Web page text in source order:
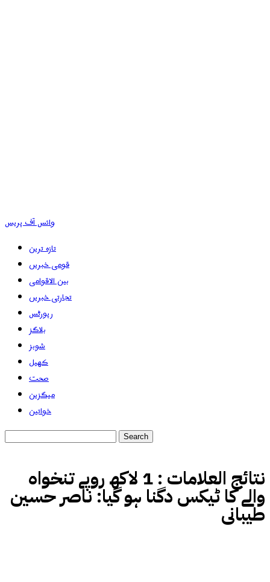
وائس آف پریس
تازہ ترین
قومی خبریں
بین الاقوامی
تجارتی خبریں
رپورٹس
بلاگز
شوبز
کھیل
صحت
میگزین
خواتین
نتائج العلامات : 1 لاکھ روپے تنخواہ
والے کا ٹیکس دگنا ہو گیا: ناصر حسین
طیبانی